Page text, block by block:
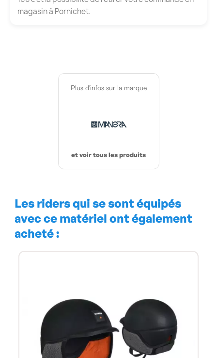
magasin à Pornichet.
Plus d'infos sur la marque
et voir tous les produits
Les riders qui se sont équipés
avec ce matériel ont également
acheté :